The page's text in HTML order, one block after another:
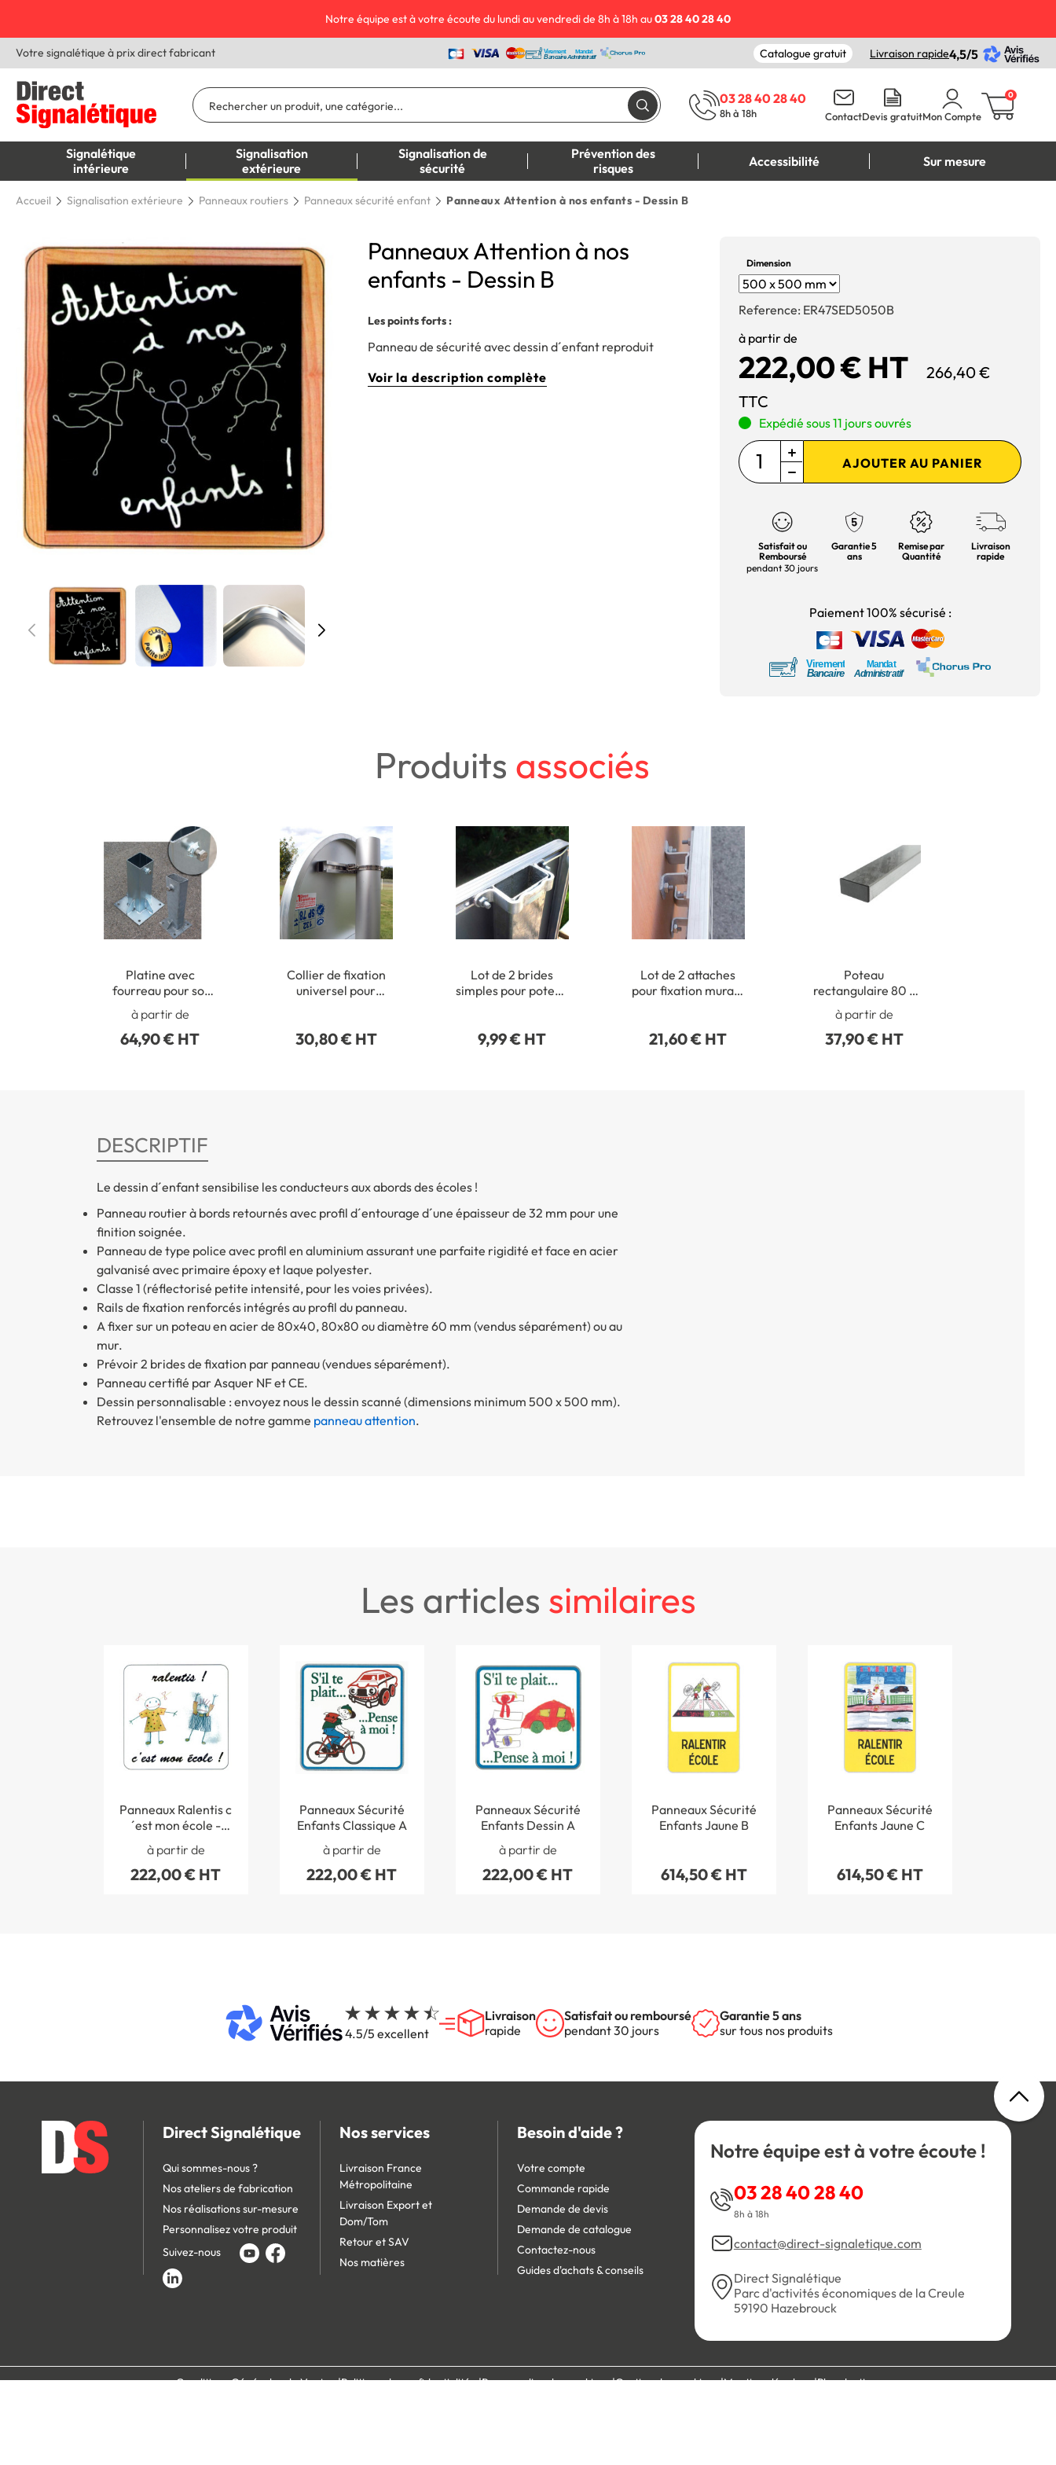
Notre équipe est à votre écoute du lundi au vendredi de 8h à 18h au03 28 40 28 40
Votre signalétique à prix direct fabricant Catalogue gratuit Livraison rapide4,5/5
03 28 40 28 40
8h à 18h ContactDevis gratuitMon Compte
0
Signalétique
intérieure
Signalisation
extérieure
Signalisation de
sécurité
Prévention des
risques
Accessibilité Sur mesure
Accueil Signalisation extérieure Panneaux routiers Panneaux sécurité enfant Panneaux Attention à nos enfants - Dessin B
Panneaux Attention à nos
enfants - Dessin B
Les points forts :
Panneau de sécurité avec dessin d´enfant reproduit
Voir la description complète
Dimension
Reference: ER47SED5050B
à partir de
222,00 € HT
266,40 €
TTC
Expédié sous 11 jours ouvrés
AJOUTER AU PANIER
Satisfait ou
Remboursé
pendant 30 jours
Garantie 5
ans
Remise par
Quantité
Livraison
rapide
Paiement 100% sécurisé :
Produits associés
Platine avec
fourreau pour sol
à partir de
64,90 € HT
Collier de fixation
universel pour
30,80 € HT
Lot de 2 brides
simples pour poteau
9,99 € HT
Lot de 2 attaches
pour fixation murale
21,60 € HT
Poteau
rectangulaire 80 x
40 mm en acier
galva avec bouchon
obturateur
à partir de
37,90 € HT
DESCRIPTIF
Le dessin d´enfant sensibilise les conducteurs aux abords des écoles !
Panneau routier à bords retournés avec profil d´entourage d´une épaisseur de 32 mm pour une
finition soignée.
Panneau de type police avec profil en aluminium assurant une parfaite rigidité et face en acier
galvanisé avec primaire époxy et laque polyester.
Classe 1 (réflectorisé petite intensité, pour les voies privées).
Rails de fixation renforcés intégrés au profil du panneau.
A fixer sur un poteau en acier de 80x40, 80x80 ou diamètre 60 mm (vendus séparément) ou au
mur.
Prévoir 2 brides de fixation par panneau (vendues séparément).
Panneau certifié par Asquer NF et CE.
Dessin personnalisable : envoyez nous le dessin scanné (dimensions minimum 500 x 500 mm).
Retrouvez l'ensemble de notre gamme panneau attention.
les articles similaires
Panneaux Ralentis c
´est mon école -
Dessin C
à partir de
222,00 € HT
Panneaux Sécurité
Enfants Classique A
à partir de
222,00 € HT
Panneaux Sécurité
Enfants Dessin A
à partir de
222,00 € HT
Panneaux Sécurité
Enfants Jaune B
614,50 € HT
Panneaux Sécurité
Enfants Jaune C
614,50 € HT
4.5/5 excellent
Livraison
rapide
Satisfait ou remboursé
pendant 30 jours
Garantie 5 ans
sur tous nos produits
Direct Signalétique
Qui sommes-nous ?
Nos ateliers de fabrication
Nos réalisations sur-mesure
Personnalisez votre produit
Suivez-nous
Nos services
Livraison France
Métropolitaine
Livraison Export et
Dom/Tom
Retour et SAV
Nos matières
Besoin d'aide ?
Votre compte
Commande rapide
Demande de devis
Demande de catalogue
Contactez-nous
Guides d'achats & conseils
Notre équipe est à votre écoute !
03 28 40 28 40
8h à 18h
contact@direct-signaletique.com
Direct Signalétique
Parc d'activités économiques de la Creule
59190 Hazebrouck
Conditions Générales de Vente Politique de confidentialité Personnaliser les cookies Gestion des cookies Mentions légales Plan du site